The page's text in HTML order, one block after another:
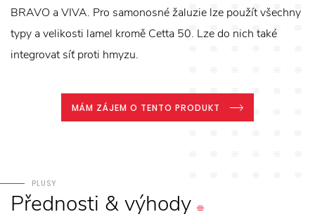
BRAVO a VIVA. Pro samonosné žaluzie lze použít všechny
typy a velikosti lamel kromě Cetta 50. Lze do nich také
integrovat síť proti hmyzu.
MÁM ZÁJEM O TENTO PRODUKT
PLUSY
Přednosti &výhody